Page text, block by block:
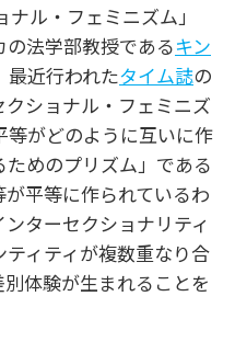
ル・フェミニズム」
法学部教授であるキン
最近行われたタイム誌の
ショナル・フェミニズ
がどのように互いに作
めのプリズム」である
平等に作られているわ
ターセクショナリティ
ィティが複数重なり合
体験が生まれることを